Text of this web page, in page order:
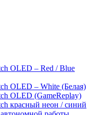
OLED – Red / Blue
OLED – White (Белая)
OLED (GameReplay)
красный неон / синий